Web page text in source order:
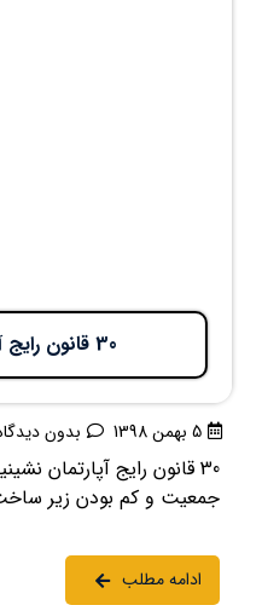
30 قانون رایج آپارتمان نشینی
5 بهمن 1398 بدون
جمعیت و کم بودن زیر
ادامه مطلب